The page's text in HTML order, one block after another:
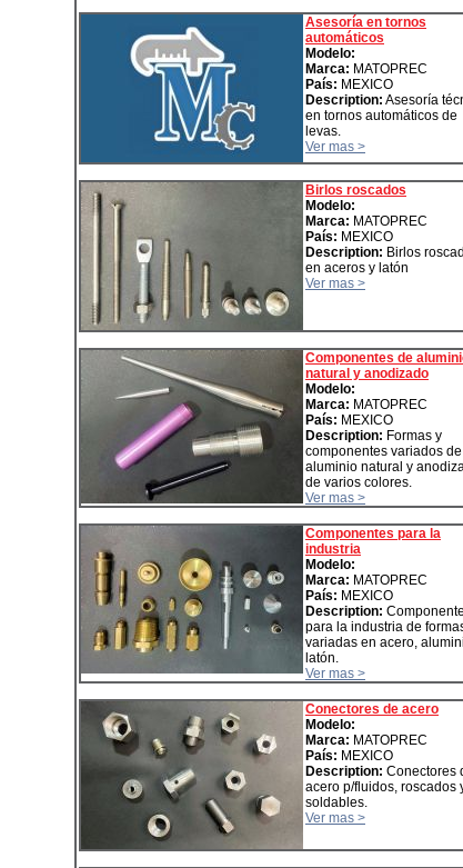
Asesoría en tornos
automáticos
Modelo:
Marca: MATOPREC
País: MEXICO
Description: Asesoría
en tornos automáticos de
levas.
Ver mas >
Birlos roscados
Modelo:
Marca: MATOPREC
País: MEXICO
Description: Birlos
en aceros y latón
Ver mas >
Componentes de
natural y anodizado
Modelo:
Marca: MATOPREC
País: MEXICO
Description: Formas y
componentes variados de
aluminio natural y
de varios colores.
Ver mas >
Componentes para la
industria
Modelo:
Marca: MATOPREC
País: MEXICO
Description:
para la industria de
variadas en acero,
latón.
Ver mas >
Conectores de acero
Modelo:
Marca: MATOPREC
País: MEXICO
Description: Conectores
acero p/fluidos, roscados
soldables.
Ver mas >